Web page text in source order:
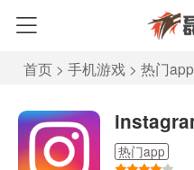
首页 > 手机游戏 > 热门app
热门app